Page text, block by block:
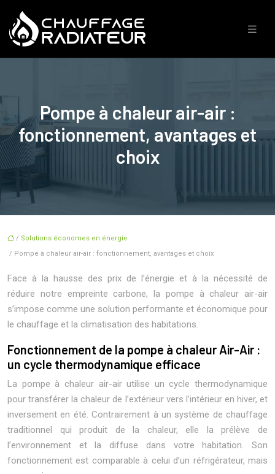
Pompe à chaleur air-air :
fonctionnement, avantages et
choix
/ Solutions économes en énergie
/ Pompe à chaleur air-air : fonctionnement, avantages et choix
Face à la hausse des prix de l’énergie et à la nécessité de
réduire notre empreinte carbone, la pompe à chaleur air-air
s’impose comme une solution performante et économique pour
le chauffage et la climatisation des habitations.
Fonctionnement de la pompe à chaleur Air-Air :
un cycle thermodynamique efficace
La pompe à chaleur air-air utilise un cycle thermodynamique
pour transférer la chaleur de l’extérieur vers l’intérieur en hiver, et
inversement en été. Contrairement à un système de chauffage
traditionnel qui produit de la chaleur, elle la prélève de
l’environnement et la diffuse dans votre habitation. Son
fonctionnement est comparable à celui d’un réfrigérateur, mais